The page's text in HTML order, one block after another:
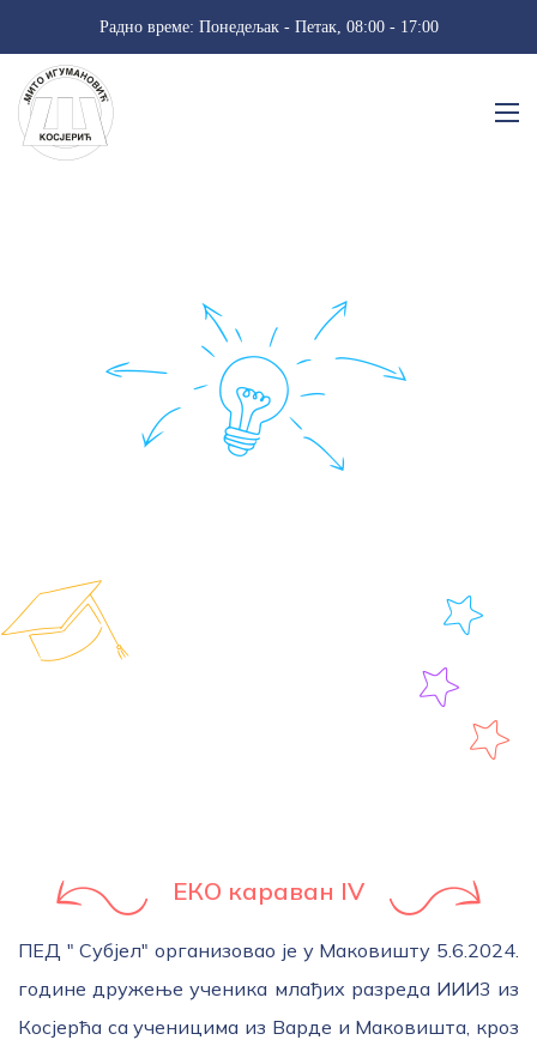
Радно време: Понедељак - Петак, 08:00 - 17:00
ЕКО караван IV
ПЕД " Субјел" организовао је у Маковишту 5.6.2024.
године дружење ученика млађих разреда ИИИ3 из
Косјерћа са ученицима из Варде и Маковишта, кроз